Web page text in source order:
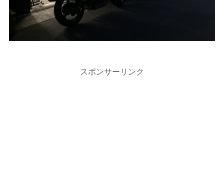
スポンサーリンク